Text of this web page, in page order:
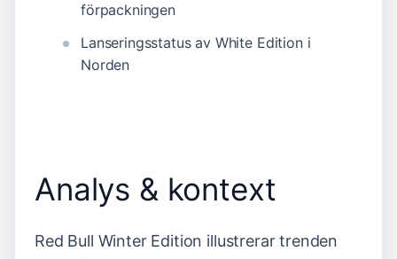
förpackningen
Lanseringsstatus av White Edition i
Norden
Analys & kontext
Red Bull Winter Edition illustrerar trenden